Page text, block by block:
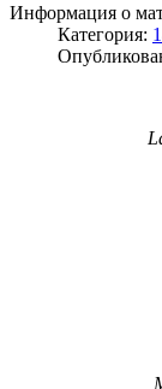
Информация о
Категория: